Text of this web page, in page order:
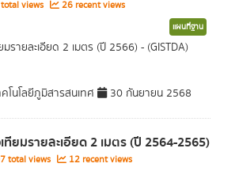
views 26 recent views
แผนที่ฐาน
รายละเอียด 2 เมตร (ปี 2566) - (GISTDA)
โนโลยีภูมิสารสนเทศ 30 กันยายน 2568
ยมรายละเอียด 2 เมตร (ปี 2564-2565)
total views 12 recent views